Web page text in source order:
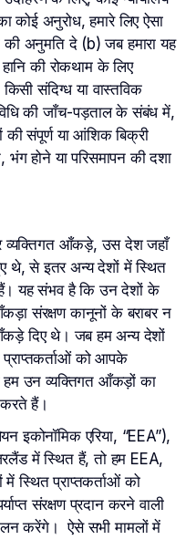
कोई अनुरोध, हमारे लिए ऐसा
अनुमति दे (b) जब हमारा यह
हानि की रोकथाम के लिए
संदिग्ध या वास्तविक
की जाँच-पड़ताल के संबंध में,
की संपूर्ण या आंशिक बिक्री
होने या परिसमापन की दशा
व्यक्तिगत आँकड़े, उस देश जहाँ
से इतर अन्य देशों में स्थित
यह संभव है कि उन देशों के
संरक्षण कानूनों के बराबर न
दिए थे। जब हम अन्य देशों
को आपके
उन व्यक्तिगत आँकड़ों का
करते हैं।
इकोनॉमिक एरिया, “EEA”),
में स्थित हैं, तो हम EEA,
स्थित प्राप्तकर्ताओं को
संरक्षण प्रदान करने वाली
करेंगे। ऐसे सभी मामलों में